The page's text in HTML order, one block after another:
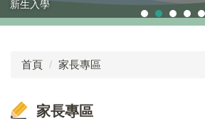
新生入學
首頁 家長專區
家長專區